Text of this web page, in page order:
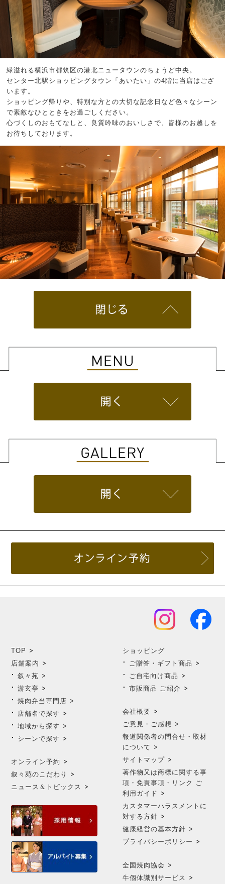
緑溢れる横浜市都筑区の港北ニュータウンのちょうど中央。
センター北駅ショッピングタウン「あいたい」の4階に当店はござ
います。
ショッピング帰りや、特別な方との大切な記念日など色々なシーン
で素敵なひとときをお過ごしください。
心づくしのおもてなしと、良質吟味のおいしさで、皆様のお越しを
お待ちしております。
TOP
店舗案内
叙々苑
游玄亭
焼肉弁当専門店
店舗名で探す
地域から探す
シーンで探す
オンライン予約
叙々苑のこだわり
ニュース＆トピックス
ショッピング
ご贈答・ギフト商品
ご自宅向け商品
市販商品 ご紹介
会社概要
ご意見・ご感想
報道関係者の問合せ・取材
について
サイトマップ
著作物又は商標に関する事
項・免責事項・リンク ご
利用ガイド
カスタマーハラスメントに
対する方針
健康経営の基本方針
プライバシーポリシー
全国焼肉協会
牛個体識別サービス